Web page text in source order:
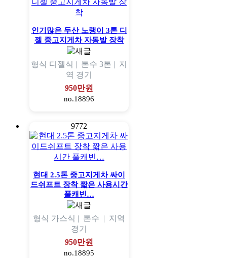
인기많은 두산 노랭이 3톤 디
젤 중고지게차 자동발 장착
형식 디젤식 | 톤수 3톤 | 지
역 경기
950만원
no.18896
9772
현대 2.5톤 중고지게차 싸이
드쉬프트 장착 짧은 사용시간
풀캐빈…
형식 가스식 | 톤수 | 지역
경기
950만원
no.18895